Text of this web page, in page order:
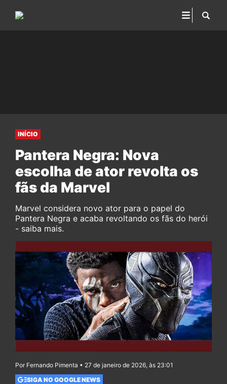
INÍCIO
Pantera Negra: Nova
escolha de ator revolta os
fãs da Marvel
Marvel considera novo ator para o papel do
Pantera Negra e acaba revoltando os fãs do herói
- saiba mais.
Por Fernando Pimenta • 27 de janeiro de 2026, às 23:01
SIGA NO GOOGLE NEWS